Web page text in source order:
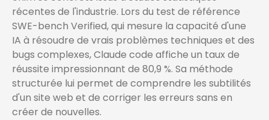
récentes de l'industrie. Lors du test de référence
SWE-bench Verified, qui mesure la capacité d'une
IA à résoudre de vrais problèmes techniques et des
bugs complexes, Claude code affiche un taux de
réussite impressionnant de 80,9 %. Sa méthode
structurée lui permet de comprendre les subtilités
d'un site web et de corriger les erreurs sans en
créer de nouvelles.